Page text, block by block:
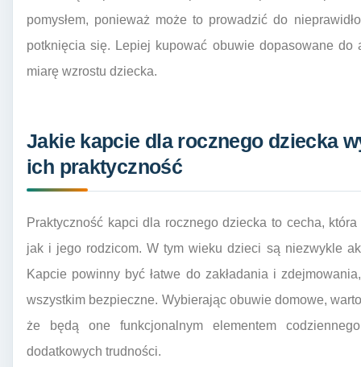
pomysłem, ponieważ może to prowadzić do
potknięcia się. Lepiej kupować obuwie dopasowane
miarę wzrostu dziecka.
Jakie kapcie dla rocznego dziecka
ich praktyczność
Praktyczność kapci dla rocznego dziecka to cecha,
jak i jego rodzicom. W tym wieku dzieci są niezwykle
Kapcie powinny być łatwe do zakładania i
wszystkim bezpieczne. Wybierając obuwie domowe,
że będą one funkcjonalnym elementem
dodatkowych trudności.